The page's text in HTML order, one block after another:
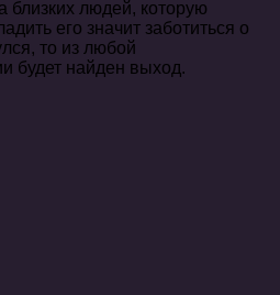
близких людей, которую
его значит заботиться о
то из любой
будет найден выход.